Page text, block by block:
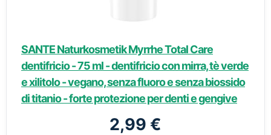
SANTE Naturkosmetik Myrrhe Total Care
dentifricio - 75 ml - dentifricio con mirra, tè verde
e xilitolo - vegano, senza fluoro e senza biossido
di titanio - forte protezione per denti e gengive
2,99 €